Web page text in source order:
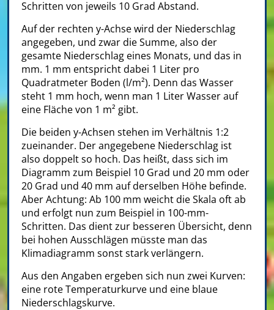
Schritten von jeweils 10 Grad Abstand.
Auf der rechten y-Achse wird der Niederschlag
angegeben, und zwar die Summe, also der
gesamte Niederschlag eines Monats, und das in
mm. 1 mm entspricht dabei 1 Liter pro
Quadratmeter Boden (l/m²). Denn das Wasser
steht 1 mm hoch, wenn man 1 Liter Wasser auf
eine Fläche von 1 m² gibt.
Die beiden y-Achsen stehen im Verhältnis 1:2
zueinander. Der angegebene Niederschlag ist
also doppelt so hoch. Das heißt, dass sich im
Diagramm zum Beispiel 10 Grad und 20 mm oder
20 Grad und 40 mm auf derselben Höhe befinde.
Aber Achtung: Ab 100 mm weicht die Skala oft ab
und erfolgt nun zum Beispiel in 100-mm-
Schritten. Das dient zur besseren Übersicht, denn
bei hohen Ausschlägen müsste man das
Klimadiagramm sonst stark verlängern.
Aus den Angaben ergeben sich nun zwei Kurven:
eine rote Temperaturkurve und eine blaue
Niederschlagskurve.